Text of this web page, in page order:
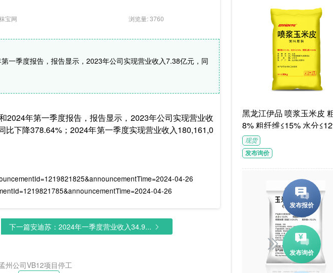
宝网 浏览量: 3760
一季度报告，报告显示，2023年公司实现营业收入7.38亿元，同
年第一季度报告，报告显示，2023年公司实现营业收
下降378.64%；2024年第一季度实现营业收入180,161,0
04-26
04-26
下一篇安迪苏：2024年一季度营业收入34.9...
州公司VB12项目停工
黑龙江伊品 喷浆玉米皮 粗蛋白≥1
8% 粗纤维≤15% 水分
G/袋饲料级褐色或浅褐
体
现货
发布询价